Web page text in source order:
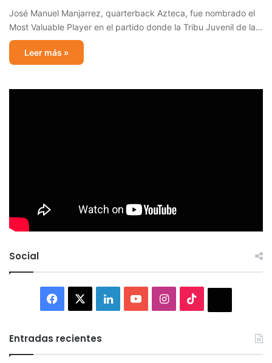
José Manuel Manjarrez, quarterback Azteca, fue nombrado el
Most Valuable Player en el partido donde la Tribu Juvenil de la…
Leer más »
Social
Facebook LinkedInYouTubeInstagram
Entradas recientes